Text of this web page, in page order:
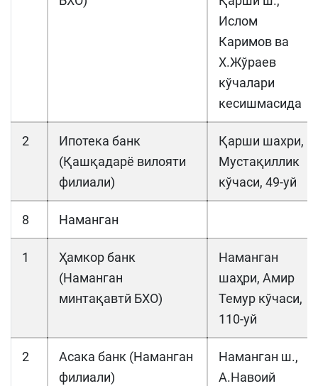
Ислом
Каримов ва
Х.Жўраев
кўчалари
кесишмасида
2
Ипотека банк
(Қашқадарё вилояти
филиали)
Қарши шахри,
Мустақиллик
кўчаси, 49-уй
8 Наманган
1
Ҳамкор банк
(Наманган
минтақавтй БХО)
Наманган
шаҳри, Амир
Темур кўчаси,
110-уй
2
Асака банк (Наманган
филиали)
Наманган ш.,
А.Навоий